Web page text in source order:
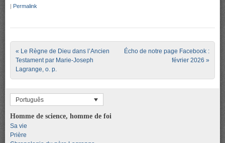
| Permalink
Post navigation
« Le Règne de Dieu dans l’Ancien
Testament par Marie-Joseph
Lagrange, o. p.
Écho de notre page Facebook :
février 2026 »
Português
Homme de science, homme de foi
Sa vie
Prière